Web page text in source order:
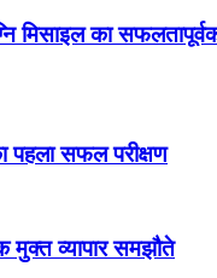
का
पहला सफल परीक्षण
मुक्त व्यापार समझौते